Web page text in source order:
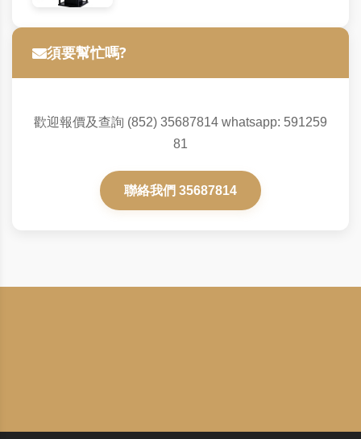
須要幫忙嗎?
歡迎報價及查詢 (852) 35687814 whatsapp: 591259
81
聯絡我們 35687814